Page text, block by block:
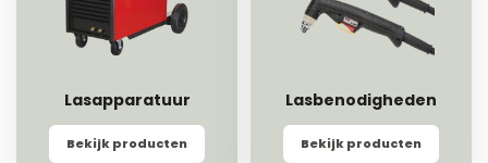
Lasapparatuur
Bekijk producten
Lasbenodigheden
Bekijk producten